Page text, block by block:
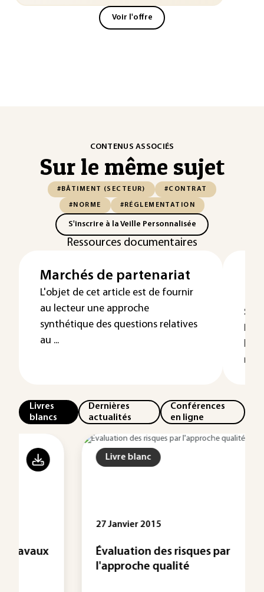
Voir l'offre
CONTENUS ASSOCIÉS
Sur le même sujet
#BÂTIMENT (SECTEUR) #CONTRAT
#NORME #RÉGLEMENTATION
S'inscrire à la Veille Personnalisée
Ressources documentaires
Marchés de partenariat
L'objet de cet article est de fournir
au lecteur une approche
synthétique des questions relatives
au ...
Les
Livres
blancs
Dernières
actualités
Conférences
en ligne
Livre blanc
27 Janvier 2015
Évaluation des risques par
l'approche qualité